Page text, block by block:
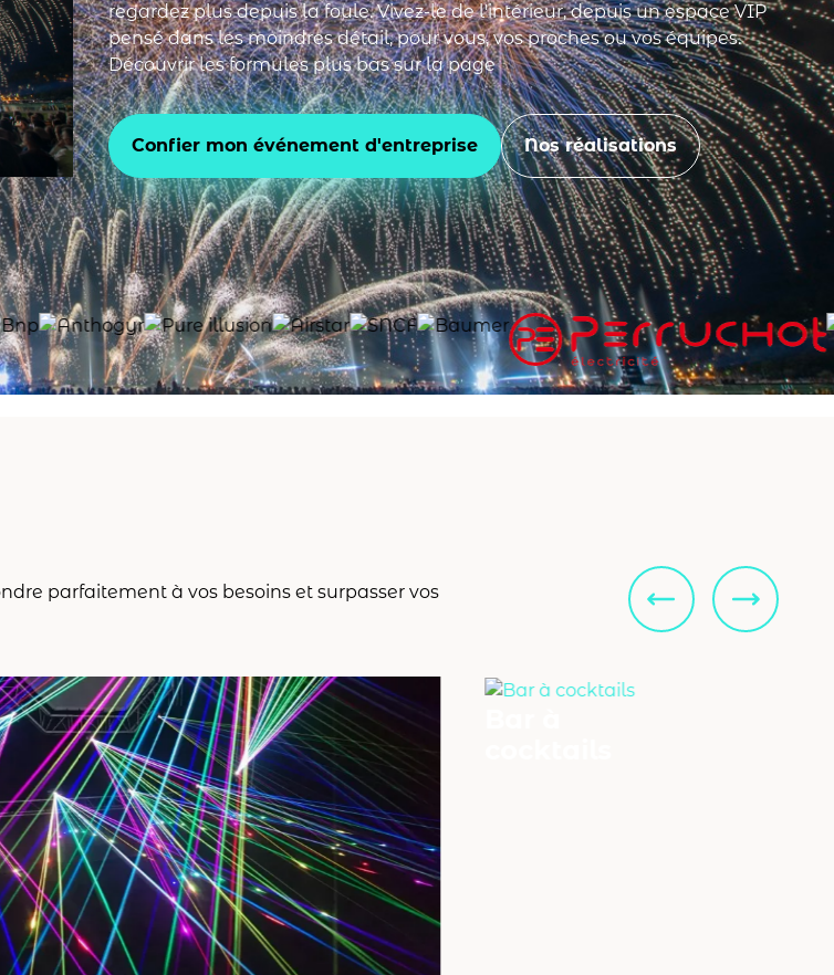
regardez plus depuis la foule. Vivez-le de l'intérieur, depuis un espace VIP
pensé dans les moindres détail, pour vous, vos proches ou vos équipes.
Découvrir les formules plus bas sur la page
Confier mon événement d'entreprise Nos réalisations
parfaitement à vos besoins et surpasser vos